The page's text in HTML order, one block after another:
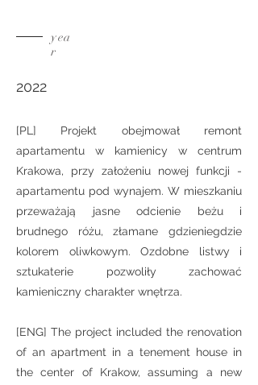
2022
[PL] Projekt obejmował remont
apartamentu w kamienicy w centrum
Krakowa, przy założeniu nowej funkcji -
apartamentu pod wynajem. W mieszkaniu
przeważają jasne odcienie beżu i
brudnego różu, złamane gdzieniegdzie
kolorem oliwkowym. Ozdobne listwy i
sztukaterie pozwoliły zachować
kamieniczny charakter wnętrza.
[ENG] The project included the renovation
of an apartment in a tenement house in
the center of Krakow, assuming a new
yea
r